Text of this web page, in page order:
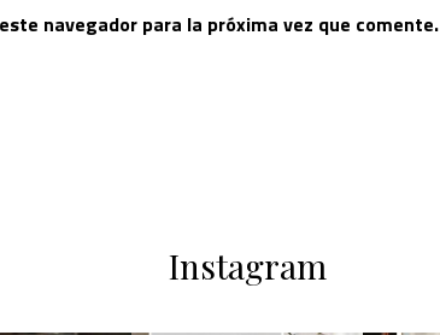
navegador para la próxima vez que comente.
Instagram